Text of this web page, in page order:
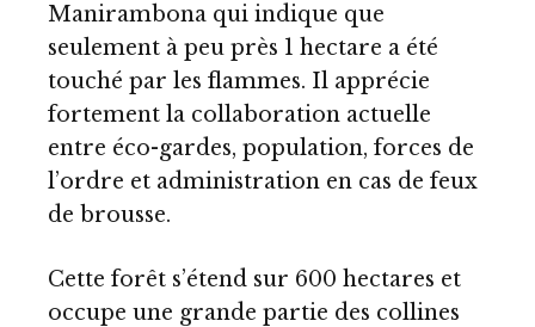
Manirambona qui indique que
seulement à peu près 1 hectare a été
touché par les flammes. Il apprécie
fortement la collaboration actuelle
entre éco-gardes, population, forces de
l’ordre et administration en cas de feux
de brousse.
Cette forêt s’étend sur 600 hectares et
occupe une grande partie des collines